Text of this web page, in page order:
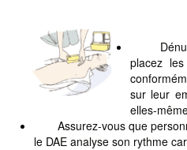
placez
sur leur
elles-
Assurez-vous que
le DAE analyse son rythme